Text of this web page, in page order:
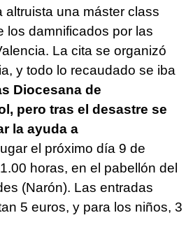
altruista una máster class
los damnificados por las
La cita se organizó
y todo lo recaudado se iba
Diocesana de
pero tras el desastre se
la ayuda a
el próximo día 9 de
horas, en el pabellón del
(Narón). Las entradas
5 euros, y para los niños, 3